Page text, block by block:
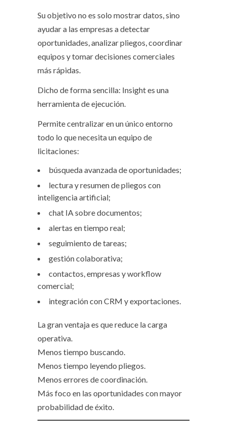
Su objetivo no es solo mostrar datos, sino
ayudar a las empresas a detectar
oportunidades, analizar pliegos, coordinar
equipos y tomar decisiones comerciales
más rápidas.
Dicho de forma sencilla: Insight es una
herramienta de ejecución.
Permite centralizar en un único entorno
todo lo que necesita un equipo de
licitaciones:
búsqueda avanzada de oportunidades;
lectura y resumen de pliegos con
inteligencia artificial;
chat IA sobre documentos;
alertas en tiempo real;
seguimiento de tareas;
gestión colaborativa;
contactos, empresas y workflow
comercial;
integración con CRM y exportaciones.
La gran ventaja es que reduce la carga
operativa.
Menos tiempo buscando.
Menos tiempo leyendo pliegos.
Menos errores de coordinación.
Más foco en las oportunidades con mayor
probabilidad de éxito.